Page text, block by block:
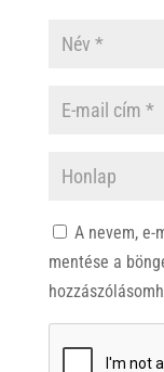
A nevem, e-
mentése a